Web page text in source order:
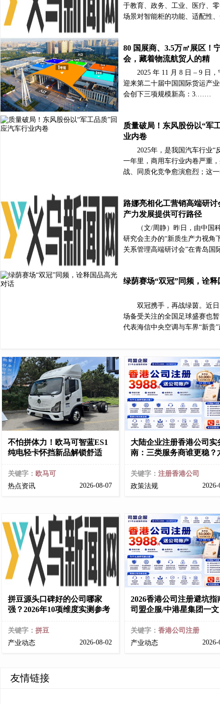
于教育、政务、工业、医疗、
场景对智能柜的功能、适配性
80 国展商、3.5万㎡展区！
会，藏着物流航贸人的精
2025 年 11 月 8 日 – 9 日
迎来第二十届中国国际货运产
会创下三项规模新高：3.……
质量破局！东风股份以“军
业内卷
2025年，是我国汽车行业“
一年里，商用车行业内卷严重
战、同质化竞争愈演愈烈；这
路娜亮相化工营销高端研
产力发展提供可行路径
（文/周静）昨日，由中国
研究会主办的“新质生产力视角
关系管理高端研讨会”在青岛
绿荫赛场“双冠”同频，诠
双冠携手，再战绿茵。近
场备受关注的全国足球盛赛也
代表海信中央空调与车界“新
不怕拼体力！欧马可智蓝ES1
纯电轻卡怀挡新品解锁舒适
关键字： 欧马可
热点资讯
2026-08-07
大陆企业注册香港公司实
南：三类服务商谁更稳？
关键字： 注册香港公司
政策法规
拼豆源头口碑好的公司哪家
强？2026年10项维度实测参考
关键字： 拼豆
产业动态
2026-08-02
2026香港公司注册避坑指
司盟企服/中港星集团一文
关键字： 香港公司注册
产业动态
友情链接